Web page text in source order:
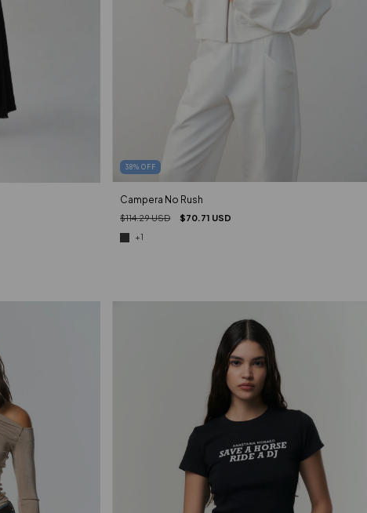
38%OFF
Campera No Rush
$114.29 USD $70.71 USD
+1